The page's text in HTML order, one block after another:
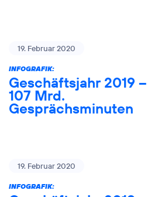
19. Februar 2020
INFOGRAFIK:
Geschäftsjahr 2019 –
107 Mrd.
Gesprächsminuten
19. Februar 2020
INFOGRAFIK: